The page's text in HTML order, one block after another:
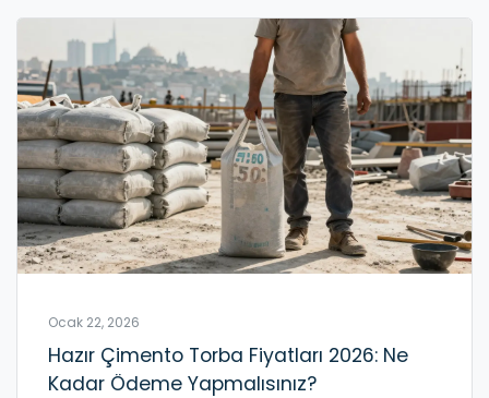
Ocak 22, 2026
Hazır Çimento Torba Fiyatları 2026: Ne
Kadar Ödeme Yapmalısınız?